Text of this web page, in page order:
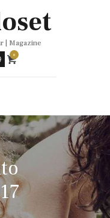
| Magazine
0